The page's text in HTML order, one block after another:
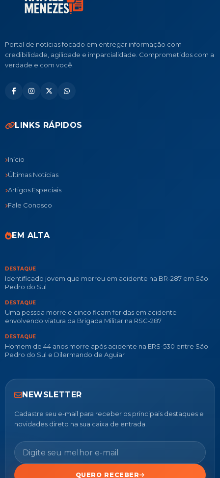
Portal de notícias focado em entregar informação com
credibilidade, agilidade e imparcialidade. Comprometidos com a
verdade e com você.
LINKS RÁPIDOS
Início
Últimas Notícias
Artigos Especiais
Fale Conosco
EM ALTA
DESTAQUE
Identificado jovem que morreu em acidente na BR-287 em São
Pedro do Sul
DESTAQUE
Uma pessoa morre e cinco ficam feridas em acidente
envolvendo viatura da Brigada Militar na RSC-287
DESTAQUE
Homem de 44 anos morre após acidente na ERS-530 entre São
Pedro do Sul e Dilermando de Aguiar
NEWSLETTER
Cadastre seu e-mail para receber os principais destaques e
novidades direto na sua caixa de entrada.
QUERO RECEBER